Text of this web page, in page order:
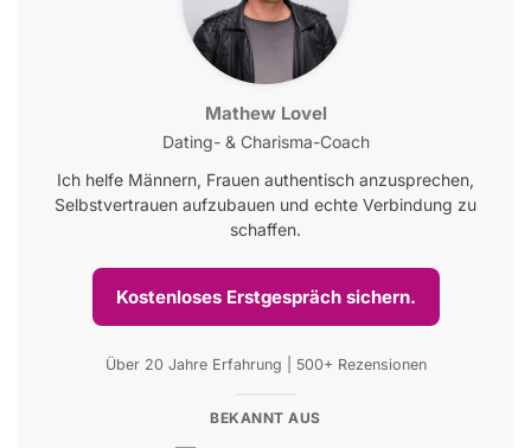
Mathew Lovel
Dating- & Charisma-Coach
Ich helfe Männern, Frauen authentisch anzusprechen,
Selbstvertrauen aufzubauen und echte Verbindung zu
schaffen.
Kostenloses Erstgespräch sichern.
Über 20 Jahre Erfahrung | 500+ Rezensionen
BEKANNT AUS